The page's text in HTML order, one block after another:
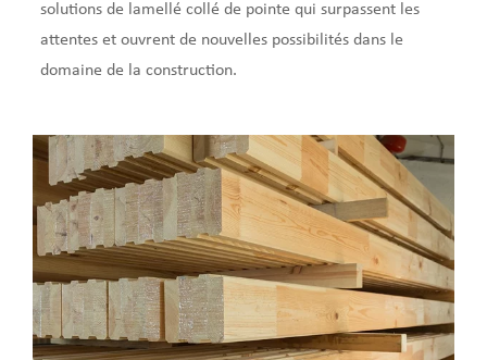
solutions de lamellé collé de pointe qui surpassent les
attentes et ouvrent de nouvelles possibilités dans le
domaine de la construction.